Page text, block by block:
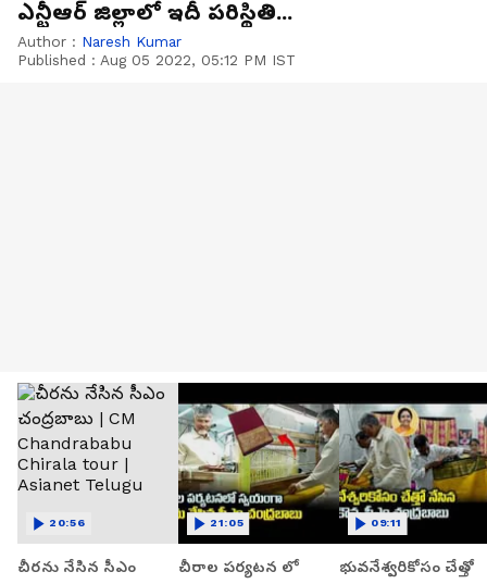
ఎన్టీఆర్ జిల్లాలో ఇదీ పరిస్థితి...
Author : Naresh Kumar
Published : Aug 05 2022, 05:12 PM IST
చీరను నేసిన సీఎం
20:56
చీరాల పర్యటన లో
21:05
భువనేశ్వరికోసం చేత్తో
09:11